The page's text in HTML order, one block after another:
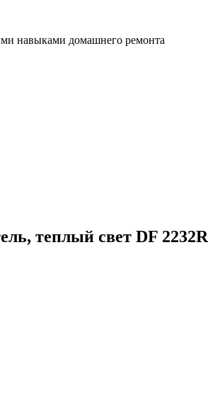
навыками домашнего ремонта
теплый свет DF 2232R